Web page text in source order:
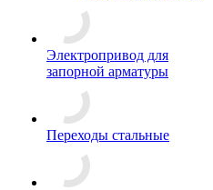
Электропривод для
запорной арматуры
Переходы стальные